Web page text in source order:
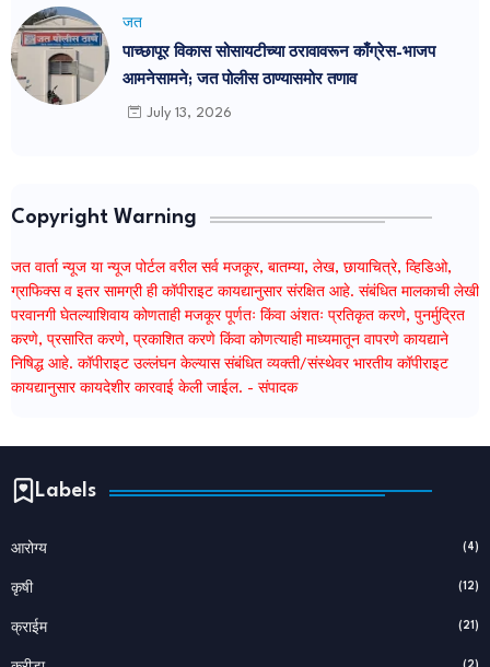
जत
पाच्छापूर विकास सोसायटीच्या ठरावावरून काँग्रेस-भाजप
आमनेसामने; जत पोलीस ठाण्यासमोर तणाव
July 13, 2026
Copyright Warning
जत वार्ता न्यूज या न्यूज पोर्टल वरील सर्व मजकूर, बातम्या, लेख, छायाचित्रे, व्हिडिओ,
ग्राफिक्स व इतर सामग्री ही कॉपीराइट कायद्यानुसार संरक्षित आहे. संबंधित मालकाची लेखी
परवानगी घेतल्याशिवाय कोणताही मजकूर पूर्णतः किंवा अंशतः प्रतिकृत करणे, पुनर्मुद्रित
करणे, प्रसारित करणे, प्रकाशित करणे किंवा कोणत्याही माध्यमातून वापरणे कायद्याने
निषिद्ध आहे. कॉपीराइट उल्लंघन केल्यास संबंधित व्यक्ती/संस्थेवर भारतीय कॉपीराइट
कायद्यानुसार कायदेशीर कारवाई केली जाईल. - संपादक
Labels
आरोग्य (4)
कृषी (12)
क्राईम (21)